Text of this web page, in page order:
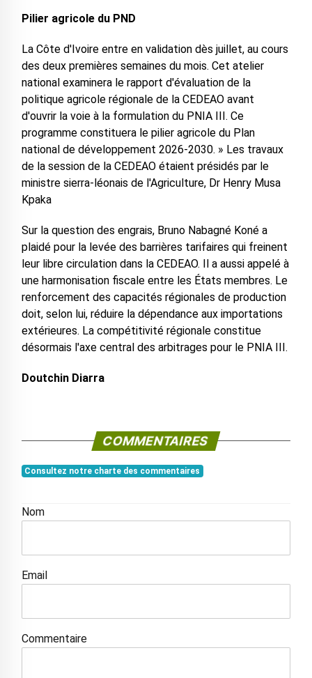
Pilier agricole du PND
La Côte d'Ivoire entre en validation dès juillet, au cours
des deux premières semaines du mois. Cet atelier
national examinera le rapport d'évaluation de la
politique agricole régionale de la CEDEAO avant
d'ouvrir la voie à la formulation du PNIA III. Ce
programme constituera le pilier agricole du Plan
national de développement 2026-2030. » Les travaux
de la session de la CEDEAO étaient présidés par le
ministre sierra-léonais de l'Agriculture, Dr Henry Musa
Kpaka
Sur la question des engrais, Bruno Nabagné Koné a
plaidé pour la levée des barrières tarifaires qui freinent
leur libre circulation dans la CEDEAO. Il a aussi appelé à
une harmonisation fiscale entre les États membres. Le
renforcement des capacités régionales de production
doit, selon lui, réduire la dépendance aux importations
extérieures. La compétitivité régionale constitue
désormais l'axe central des arbitrages pour le PNIA III.
Doutchin Diarra
COMMENTAIRES
Consultez notre charte des commentaires
Nom
Email
Commentaire